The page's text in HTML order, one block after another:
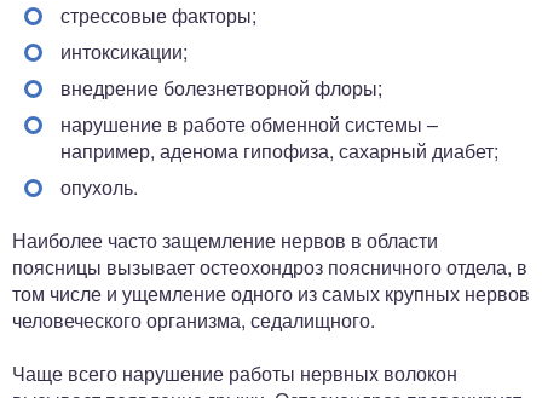
стрессовые факторы;
интоксикации;
внедрение болезнетворной флоры;
нарушение в работе обменной системы –
например, аденома гипофиза, сахарный диабет;
опухоль.
Наиболее часто защемление нервов в области
поясницы вызывает остеохондроз поясничного отдела, в
том числе и ущемление одного из самых крупных нервов
человеческого организма, седалищного.
Чаще всего нарушение работы нервных волокон